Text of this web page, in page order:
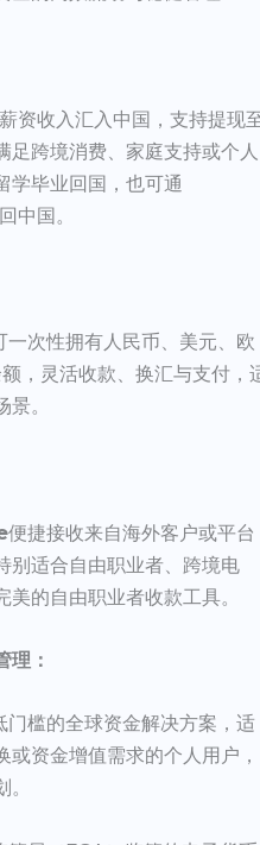
资收入汇入中国，支持提现
足跨境消费、家庭支持或个人
学毕业回国，也可通
中国。
一次性拥有人民币、美元、欧
，灵活收款、换汇与支付，
。
便捷接收来自海外客户或平台
别适合自由职业者、跨境电
的自由职业者收款工具。
理：
门槛的全球资金解决方案，适
资金增值需求的个人用户，